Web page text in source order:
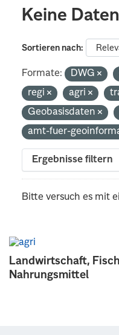
Landwirtschaft,
Nahrungsmittel
Keine
Sortieren nach
Formate: DWG
regi
agri
Geobasisdaten
amt-fuer-
Ergebnisse filtern
Bitte versuch es mit